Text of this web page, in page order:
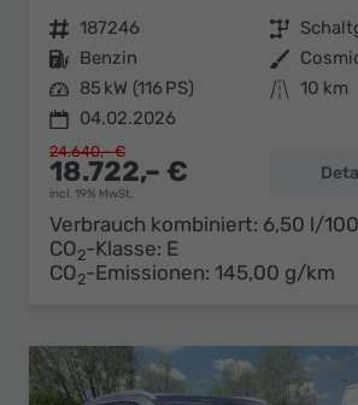
Fahrzeugnr. 187246 Getriebe
Kraftstoff Benzin Außenfarbe
Leistung 85 kW (116 PS) Kilometerstand 10 km
04.02.2026
18.722,– €
incl. 19% MwSt.
24.640,– €
Verbrauch kombiniert: 6,50 l/
CO2-Klasse: E
CO2-Emissionen: 145,00 g/km